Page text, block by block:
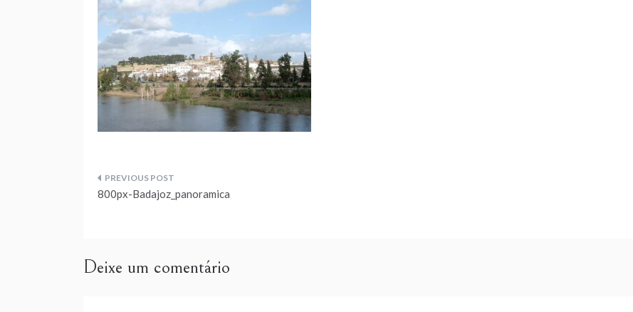
Navegação
800px-Badajoz_panoramica
Deixe um comentário